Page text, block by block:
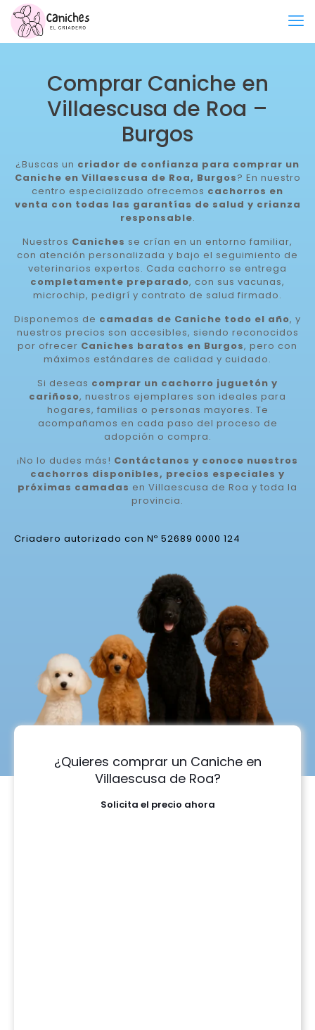
Comprar Caniche en
Villaescusa de Roa –
Burgos
¿Buscas un criador de confianza para comprar un
Caniche en Villaescusa de Roa, Burgos? En nuestro
centro especializado ofrecemos cachorros en
venta con todas las garantías de salud y crianza
responsable.
Nuestros Caniches se crían en un entorno familiar,
con atención personalizada y bajo el seguimiento de
veterinarios expertos. Cada cachorro se entrega
completamente preparado, con sus vacunas,
microchip, pedigrí y contrato de salud firmado.
Disponemos de camadas de Caniche todo el año, y
nuestros precios son accesibles, siendo reconocidos
por ofrecer Caniches baratos en Burgos, pero con
máximos estándares de calidad y cuidado.
Si deseas comprar un cachorro juguetón y
cariñoso, nuestros ejemplares son ideales para
hogares, familias o personas mayores. Te
acompañamos en cada paso del proceso de
adopción o compra.
¡No lo dudes más! Contáctanos y conoce nuestros
cachorros disponibles, precios especiales y
próximas camadas en Villaescusa de Roa y toda la
provincia.
Criadero autorizado con Nº 52689 0000 124
¿Quieres comprar un Caniche en
Villaescusa de Roa?
Solicita el precio ahora